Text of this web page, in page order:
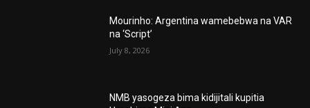
Mourinho: Argentina wamebebwa na VAR
na ‘Script’
July 8, 2026
NMB yasogeza bima kidijitali kupitia